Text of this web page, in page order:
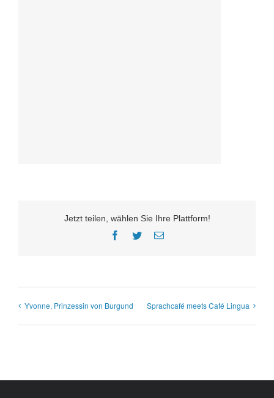
Jetzt teilen, wählen Sie Ihre Plattform!
Facebook
TwitterE-
Yvonne, Prinzessin von Burgund Sprachcafé meets Café Lingua